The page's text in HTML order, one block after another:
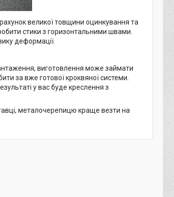
великої товщини оцинкування та
стики з горизонтальними швами.
деформації.
виготовлення може займати
за вже готової кроквяної системи.
у вас буде креслення з
металочерепицю краще везти на